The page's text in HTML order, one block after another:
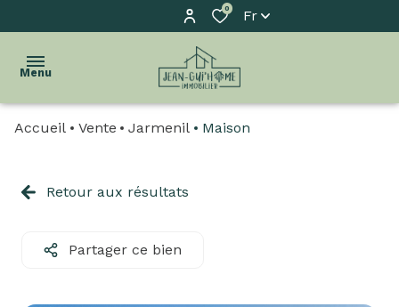
0 Fr
Menu
l'agence
Accueil Vente Jarmenil Maison
Retour aux résultats
Partager ce bien